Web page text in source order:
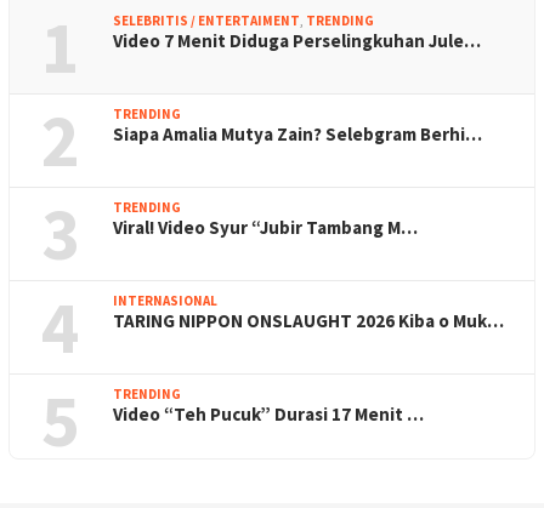
1 SELEBRITIS / ENTERTAIMENT, TRENDING
Video 7 Menit Diduga Perselingkuhan Jule…
2 TRENDING
Siapa Amalia Mutya Zain? Selebgram Berhi…
3 TRENDING
Viral! Video Syur “Jubir Tambang M…
4 INTERNASIONAL
TARING NIPPON ONSLAUGHT 2026 Kiba o Muk…
5 TRENDING
Video “Teh Pucuk” Durasi 17 Menit …